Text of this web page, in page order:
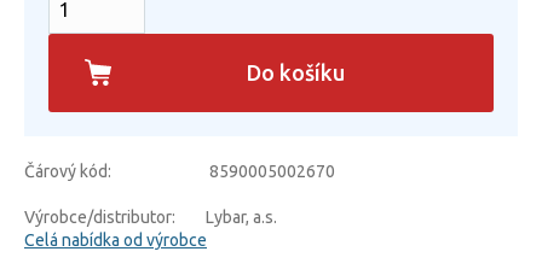
Do košíku
Čárový kód: 8590005002670
Výrobce/distributor:
Lybar, a.s.
Celá nabídka od výrobce